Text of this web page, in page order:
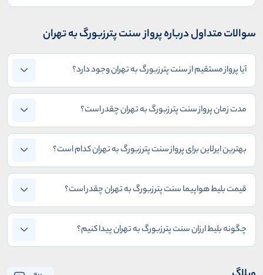
سوالات متداول درباره پرواز سنت پترزبورگ به تهران
آیا پرواز مستقیم از سنت پترزبورگ به تهران وجود دارد؟
مدت زمان پرواز سنت پترزبورگ به تهران چقدر است؟
بهترین ایرلاین برای پرواز سنت پترزبورگ به تهران کدام است؟
قیمت بلیط هواپیما سنت پترزبورگ به تهران چقدر است؟
چگونه بلیط ارزان سنت پترزبورگ به تهران پیدا کنیم؟